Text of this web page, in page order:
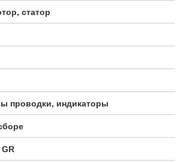
статор
проводки, индикаторы